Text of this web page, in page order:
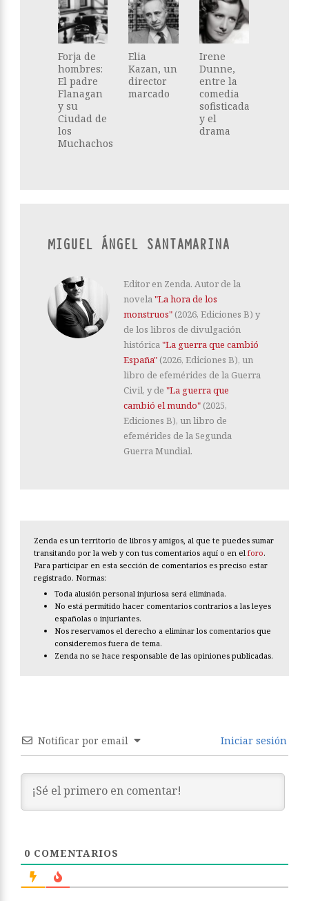
Forja de
hombres:
El padre
Flanagan
y su
Ciudad de
los
Muchachos
Elia
Kazan, un
director
marcado
Irene
Dunne,
entre la
comedia
sofisticada
y el
drama
MIGUEL ÁNGEL SANTAMARINA
Editor en Zenda. Autor de la
novela"La hora de los
monstruos" (2026, Ediciones B) y
de los libros de divulgación
histórica"La guerra que cambió
España" (2026, Ediciones B), un
libro de efemérides de la Guerra
Civil, y de "La guerra que
cambió el mundo" (2025,
Ediciones B), un libro de
efemérides de la Segunda
Guerra Mundial.
Zenda es un territorio de libros y amigos, al que te puedes sumar
transitando por la web y con tus comentarios aquí o en el foro.
Para participar en esta sección de comentarios es preciso estar
registrado. Normas:
Toda alusión personal injuriosa será eliminada.
No está permitido hacer comentarios contrarios a las leyes
españolas o injuriantes.
Nos reservamos el derecho a eliminar los comentarios que
consideremos fuera de tema.
Zenda no se hace responsable de las opiniones publicadas.
Notificar por email Iniciar sesión
0 COMENTARIOS